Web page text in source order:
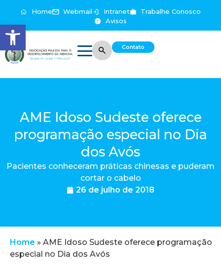
Abrir a barra de ferramentas
Home Webmail Intranet
Trabalhe Conosco
Avisos
Contato
AME Idoso Sudeste oferece
programação especial no Dia
dos Avós
Pacientes conheceram práticas chinesas e puderam
cortar o cabelo
26 de julho de 2018
Home » AME Idoso Sudeste oferece programação
especial no Dia dos Avós